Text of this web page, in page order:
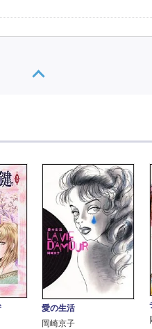
愛の生活
岡崎京子